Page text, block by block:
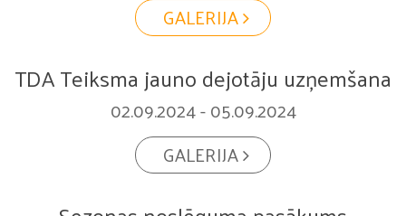
GALERIJA
TDA Teiksma jauno dejotāju uzņemšana
02.09.2024 - 05.09.2024
GALERIJA